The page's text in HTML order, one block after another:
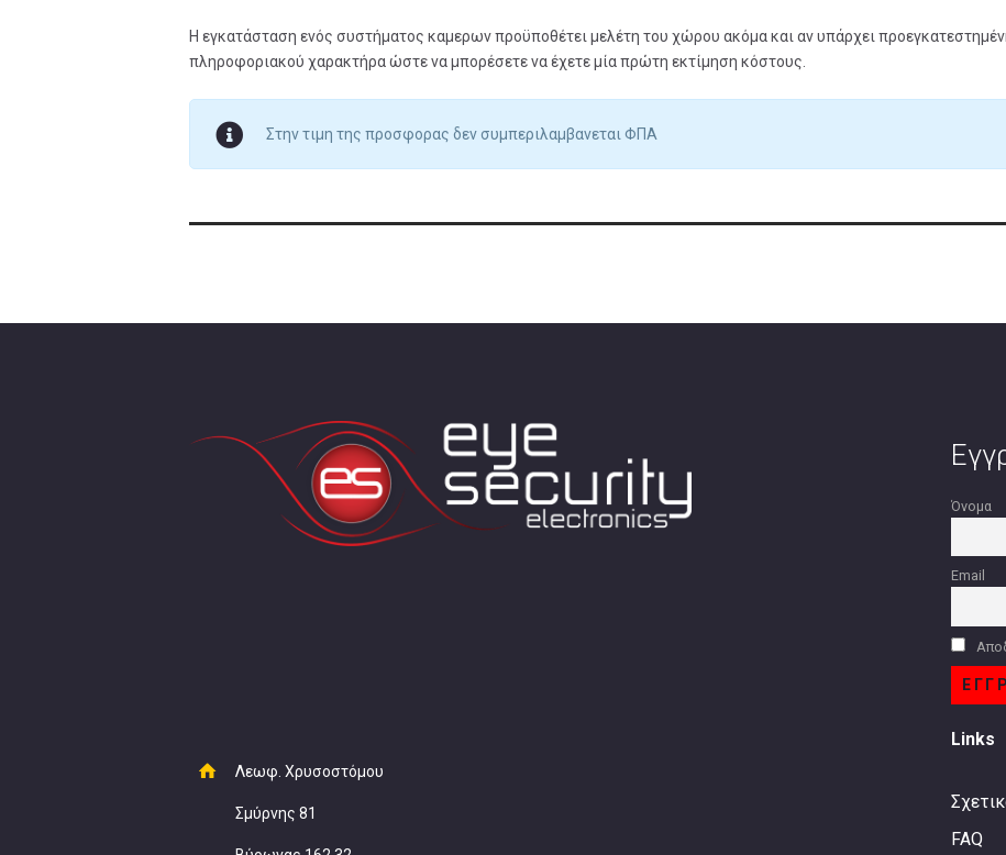
Η εγκατάσταση ενός συστήματος καμερων προϋποθέτει μελέτη του χώρου ακόμα και αν υπάρχει
πληροφοριακού χαρακτήρα ώστε να μπορέσετε να έχετε μία πρώτη εκτίμηση κόστους.
Στην τιμη της προσφορας δεν συμπεριλαμβανεται ΦΠΑ
Λεωφ. Χρυσοστόμου
Σμύρνης 81
Όνομα
Email
Links
FAQ